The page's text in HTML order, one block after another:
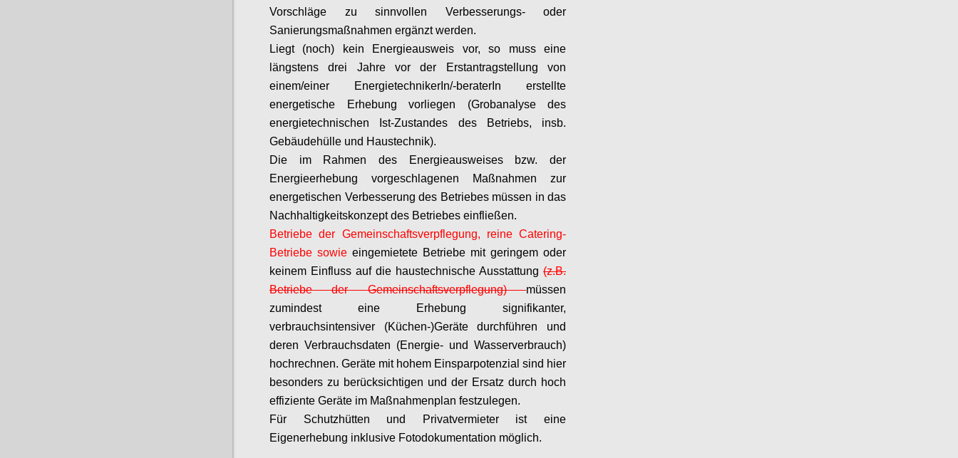
Vorschläge zu sinnvollen Verbesserungs- oder
Sanierungsmaßnahmen ergänzt werden.
Liegt (noch) kein Energieausweis vor, so muss eine
längstens drei Jahre vor der Erstantragstellung von
einem/einer
EnergietechnikerIn/-beraterIn erstellte
energetische Erhebung vorliegen (Grobanalyse des
energietechnischen Ist-Zustandes des Betriebs, insb.
Gebäudehülle und Haustechnik).
Die im Rahmen des Energieausweises bzw. der
Energieerhebung vorgeschlagenen Maßnahmen zur
energetischen Verbesserung des Betriebes müssen in das
Nachhaltigkeitskonzept des Betriebes einfließen.
Betriebe der Gemeinschaftsverpflegung, reine Catering-
Betriebe sowie eingemietete Betriebe mit geringem oder
keinem Einfluss auf die haustechnische Ausstattung (z.B.
Betriebe der Gemeinschaftsverpflegung)müssen
zumindest eine Erhebung signifikanter,
verbrauchsintensiver (Küchen-)Geräte durchführen und
deren Verbrauchsdaten (Energie- und Wasserverbrauch)
hochrechnen. Geräte mit hohem Einsparpotenzial sind hier
besonders zu berücksichtigen und der Ersatz durch hoch
effiziente Geräte im Maßnahmenplan festzulegen.
Für Schutzhütten und Privatvermieter ist eine
Eigenerhebung inklusive Fotodokumentation möglich.